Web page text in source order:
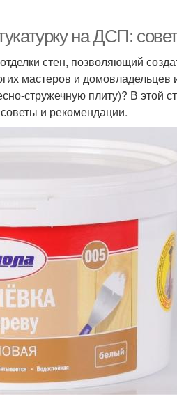
на ДСП:
стен, позволяющий
мастеров и домовладельцев
стружечную плиту)? В этой
и рекомендации.